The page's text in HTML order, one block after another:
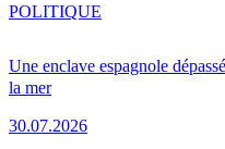
Une enclave espagnole
la mer
30.07.2026
POLITIQUE